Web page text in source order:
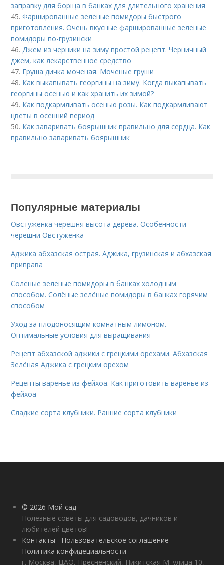
заправку для борща в банках для длительного хранения
45.Фаршированные зеленые помидоры быстрого
приготовления. Очень вкусные фаршированные зеленые
помидоры по-грузински
46.Джем из черники на зиму простой рецепт. Черничный
джем, как лекарственное средство
47. Груша дичка моченая. Моченые груши
48. Как выкапывать георгины на зиму. Когда выкапывать
георгины осенью и как хранить их зимой?
49. Как подкармливать осенью розы. Как подкармливают
цветы в осенний период
50. Как заваривать боярышник правильно для сердца. Как
правильно заваривать боярышник
Популярные материалы
Овстуженка черешня высота дерева. Особенности
черешни Овстуженка
Аджика абхазская острая. Аджика, грузинская и абхазская
приправа
Солёные зелёные помидоры в банках холодным
способом. Солёные зелёные помидоры в банках горячим
способом
Уход за плодоносящим комнатным лимоном.
Оптимальные условия для выращивания
Рецепт абхазской аджики с грецкими орехами. Абхазская
Зелёная Аджика с грецким орехом
Рецепты варенье из фейхоа. Как приготовить варенье из
фейхоа
Сладкие сорта клубники. Ранние сорта клубники
© 2026 Мой сад
Полезные советы для садоводов, дачников и
любителей цветов!
Контакты
Пользовательское соглашение
Политика конфидециальности
г. Москва, ЦАО, Пресненский, Никитская М. улица 10,